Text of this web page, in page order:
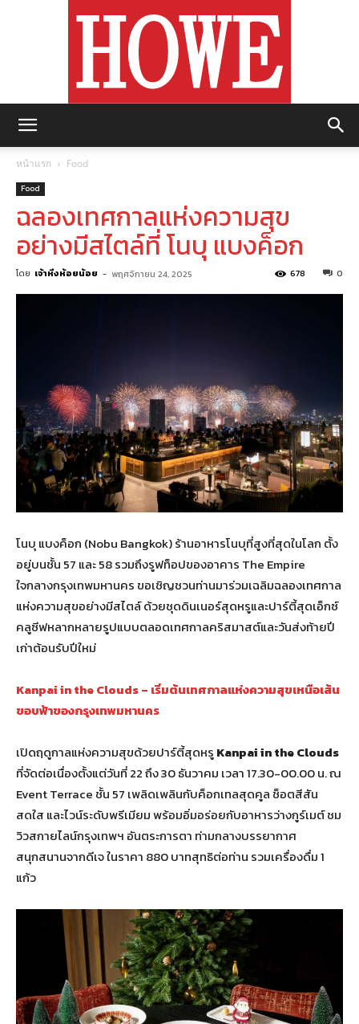
หน้าแรก Food
Food
ฉลองเทศกาลแห่งความสุข
อย่างมีสไตล์ที่ โนบุ แบงค็อก
โดย เจ้าหิ่งห้อยน้อย - พฤศจิกายน 24, 2025 0
678
โนบุ แบงค็อก (Nobu Bangkok) ร้านอาหารโนบุที่สูงที่สุดในโลก ตั้ง
อยู่บนชั้น 57 และ 58 รวมถึงรูฟท็อปของอาคาร The Empire
ใจกลางกรุงเทพมหานคร ขอเชิญชวนท่านมาร่วมเฉลิมฉลองเทศกาล
แห่งความสุขอย่างมีสไตล์ ด้วยชุดดินเนอร์สุดหรูและปาร์ตี้สุดเอ็กซ์
คลูซีฟหลากหลายรูปแบบตลอดเทศกาลคริสมาสต์และวันส่งท้ายปี
เก่าต้อนรับปีใหม่
Kanpai in the Clouds – เริ่มต้นเทศกาลแห่งความสุขเหนือเส้น
ขอบฟ้าของกรุงเทพมหานคร
เปิดฤดูกาลแห่งความสุขด้วยปาร์ตี้สุดหรู Kanpai in the Clouds
ที่จัดต่อเนื่องตั้งแต่วันที่ 22 ถึง 30 ธันวาคม เวลา 17.30-00.00 น. ณ
Event Terrace ชั้น 57 เพลิดเพลินกับค็อกเทลสุดคูล ช็อตสีสัน
สดใส และไวน์ระดับพรีเมียม พร้อมอิ่มอร่อยกับอาหารว่างกูร์เมต์ ชม
วิวสกายไลน์กรุงเทพฯ อันตระการตา ท่ามกลางบรรยากาศ
สนุกสนานจากดีเจ ในราคา 880 บาทสุทธิต่อท่าน รวมเครื่องดื่ม 1
แก้ว